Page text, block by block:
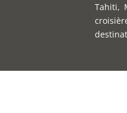
Tahiti,